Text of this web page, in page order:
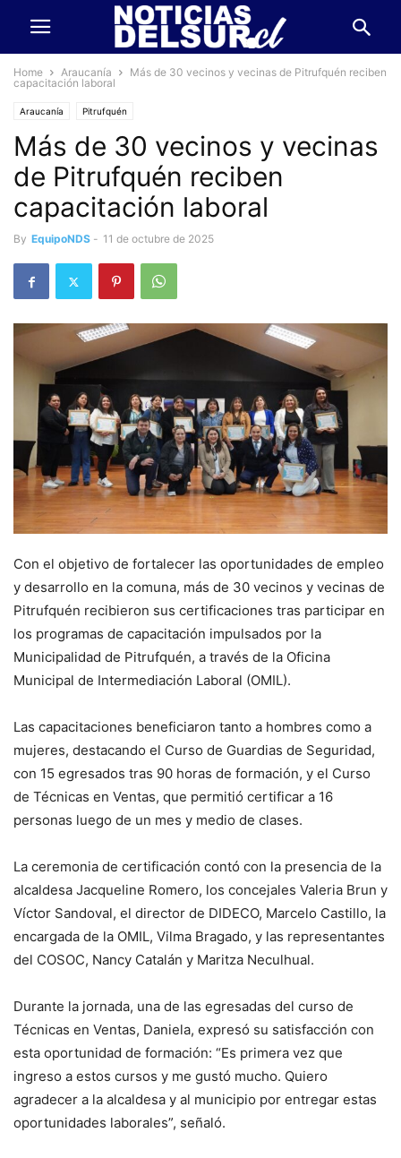
Home Araucanía
Más de 30 vecinos y vecinas de Pitrufquén reciben
capacitación laboral
Araucanía Pitrufquén
Más de 30 vecinos y vecinas
de Pitrufquén reciben
capacitación laboral
By EquipoNDS - 11 de octubre de 2025
Con el objetivo de fortalecer las oportunidades de empleo
y desarrollo en la comuna, más de 30 vecinos y vecinas de
Pitrufquén recibieron sus certificaciones tras participar en
los programas de capacitación impulsados por la
Municipalidad de Pitrufquén, a través de la Oficina
Municipal de Intermediación Laboral (OMIL).
Las capacitaciones beneficiaron tanto a hombres como a
mujeres, destacando el Curso de Guardias de Seguridad,
con 15 egresados tras 90 horas de formación, y el Curso
de Técnicas en Ventas, que permitió certificar a 16
personas luego de un mes y medio de clases.
La ceremonia de certificación contó con la presencia de la
alcaldesa Jacqueline Romero, los concejales Valeria Brun y
Víctor Sandoval, el director de DIDECO, Marcelo Castillo, la
encargada de la OMIL, Vilma Bragado, y las representantes
del COSOC, Nancy Catalán y Maritza Neculhual.
Durante la jornada, una de las egresadas del curso de
Técnicas en Ventas, Daniela, expresó su satisfacción con
esta oportunidad de formación: “Es primera vez que
ingreso a estos cursos y me gustó mucho. Quiero
agradecer a la alcaldesa y al municipio por entregar estas
oportunidades laborales”, señaló.